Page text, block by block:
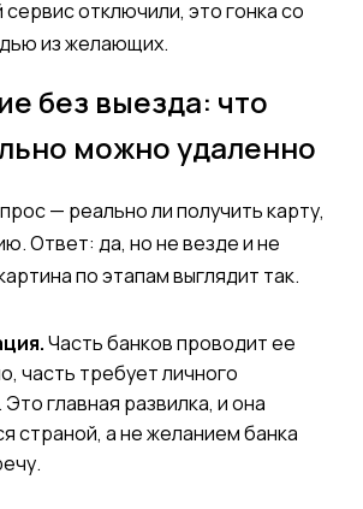
отключили, это гонка со
из желающих.
без выезда: что
можно удаленно
— реально ли получить карту,
Ответ: да, но не везде и не
по этапам выглядит так.
Часть банков проводит ее
часть требует личного
главная развилка, и она
страной, а не желанием банка